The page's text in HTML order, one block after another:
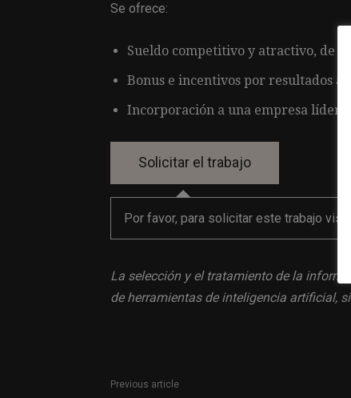
Se ofrece:
Sueldo competitivo y atractivo, de
Bonus e incentivos por resultados
Incorporación a una empresa líder
Por favor, para solicitar este trabajo visita
La selección y el tratamiento de la
de herramientas de inteligencia artificial,
Previous article